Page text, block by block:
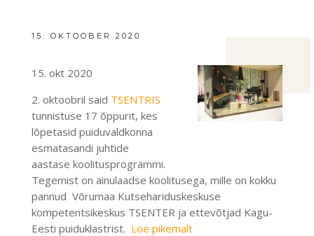
15. OKTOOBER 2020
15. okt 2020
2. oktoobril said TSENTRIS
tunnistuse 17 õppurit, kes
lõpetasid puiduvaldkonna
esmatasandi juhtide
aastase koolitusprogrammi.
Tegemist on ainulaadse koolitusega, mille on kokku
pannud Võrumaa Kutsehariduskeskuse
kompetentsikeskus TSENTER ja ettevõtjad Kagu-
Eesti puiduklastrist. Loe pikemalt